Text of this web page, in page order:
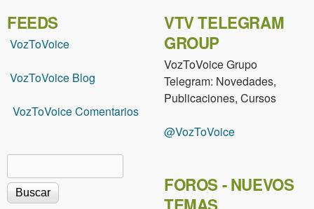
FEEDS
VozToVoice
VozToVoice Blog
VozToVoice Comentarios
Formulario de búsqueda
VTV TELEGRAM
GROUP
VozToVoice Grupo
Telegram: Novedades,
Publicaciones, Cursos
@VozToVoice
FOROS - NUEVOS